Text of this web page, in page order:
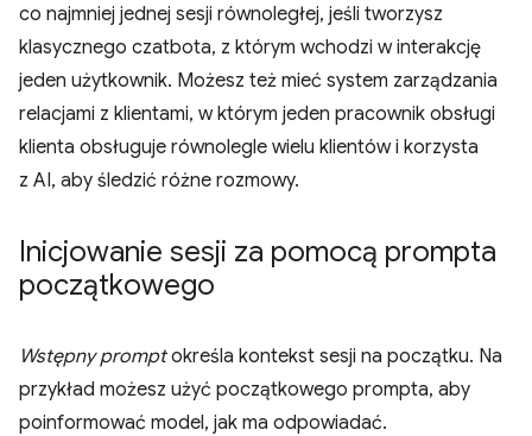
co najmniej jednej sesji równoległej, jeśli tworzysz
klasycznego czatbota, z którym wchodzi w interakcję
jeden użytkownik. Możesz też mieć system zarządzania
relacjami z klientami, w którym jeden pracownik obsługi
klienta obsługuje równolegle wielu klientów i korzysta
z AI, aby śledzić różne rozmowy.
Inicjowanie sesji za pomocą prompta
początkowego
Wstępny promptokreśla kontekst sesji na początku. Na
przykład możesz użyć początkowego prompta, aby
poinformować model, jak ma odpowiadać.